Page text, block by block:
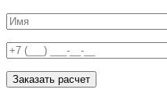
Заказать расчет